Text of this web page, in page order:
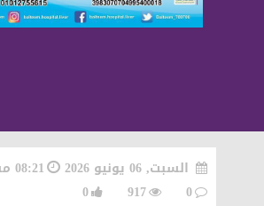
السبت, 06 يونيو 2026
08:21 مساءً
0
917
0